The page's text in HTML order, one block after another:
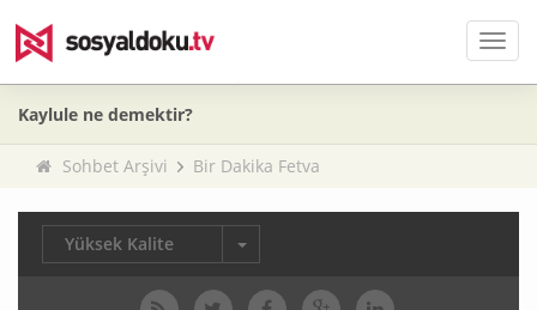
Menü
Kaylule ne demektir?
Sohbet Arşivi Bir Dakika Fetva
Yüksek Kalite